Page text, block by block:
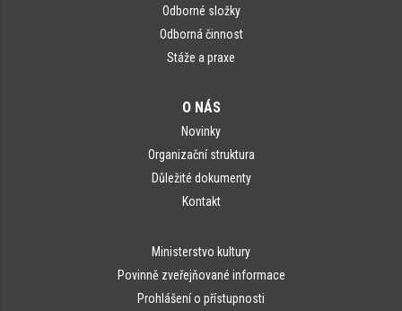
Odborné složky
Odborná činnost
Stáže a praxe
O NÁS
Novinky
Organizační struktura
Důležité dokumenty
Kontakt
Ministerstvo kultury
Povinně zveřejňované informace
Prohlášení o přístupnosti